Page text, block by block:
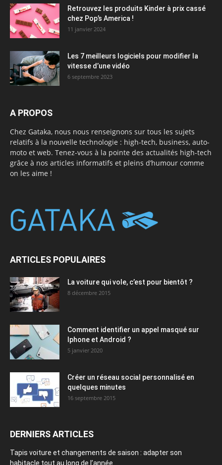
Retrouvez les produits Kinder à prix cassé
chez Pop’s America !
11 janvier 2024
Les 7 meilleurs logiciels pour modifier la
vitesse d’une vidéo
6 septembre 2023
A PROPOS
Chez Gataka, nous nous renseignons sur tous les sujets
relatifs à la nouvelle technologie : high-tech, business, auto-
moto et web. Tenez-vous à la pointe des actualités high-tech
grâce à nos articles informatifs et pleins d’humour comme
on les aime !
ARTICLES POPULAIRES
La voiture qui vole, c’est pour bientôt ?
8 décembre 2015
Comment identifier un appel masqué sur
Iphone et Android ?
5 janvier 2020
Créer un réseau social personnalisé en
quelques minutes
16 septembre 2015
DERNIERS ARTICLES
Tapis voiture et changements de saison : adapter son
habitacle tout au long de l’année